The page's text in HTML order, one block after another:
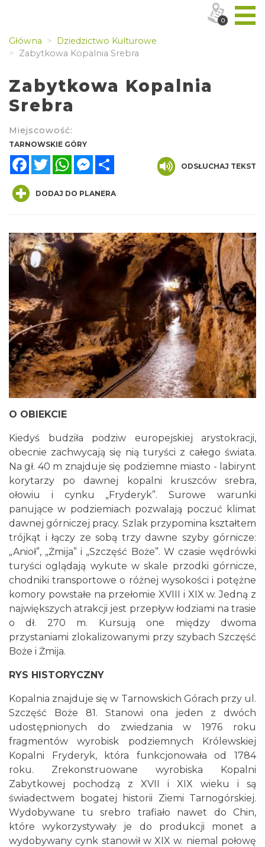
Główna
Dziedzictwo Kulturowe
Zabytkowa Kopalnia Srebra
Zabytkowa Kopalnia
Srebra
Miejscowość:
TARNOWSKIE GÓRY
FacebookTwitterWhatsAppMessenger
ODSŁUCHAJ TEKST
DODAJ DO PLANERA
O OBIEKCIE
Kiedyś budziła podziw europejskiej arystokracji,
obecnie zachwycają się nią turyści z całego świata.
Na gł. 40 m znajduje się podziemne miasto - labirynt
korytarzy po dawnej kopalni kruszców srebra,
ołowiu i cynku „Fryderyk”. Surowe warunki
panujące w podziemiach pozwalają poczuć klimat
dawnej górniczej pracy. Szlak przypomina kształtem
trójkąt i łączy ze sobą trzy dawne szyby górnicze:
„Anioł”, „Żmija” i „Szczęść Boże”. W czasie wędrówki
turyści oglądają wykute w skale przodki górnicze,
chodniki transportowe o różnej wysokości i potężne
komory powstałe na przełomie XVIII i XIX w. Jedną z
największych atrakcji jest przepływ łodziami na trasie
o dł. 270 m. Kursują one między dwoma
przystaniami zlokalizowanymi przy szybach Szczęść
Boże i Żmija.
RYS HISTORYCZNY
Kopalnia znajduje się w Tarnowskich Górach przy ul.
Szczęść Boże 81. Stanowi ona jeden z dwóch
udostępnionych do zwiedzania w 1976 roku
fragmentów wyrobisk podziemnych Królewskiej
Kopalni Fryderyk, która funkcjonowała od 1784
roku. Zrekonstruowane wyrobiska Kopalni
Zabytkowej pochodzą z XVII i XIX wieku i są
świadectwem bogatej historii Ziemi Tarnogórskiej.
Wydobywane tu srebro trafiało nawet do Chin,
które wykorzystywały je do produkcji monet a
wydobywany cynk stanowił w XIX w. niemal połowę
0